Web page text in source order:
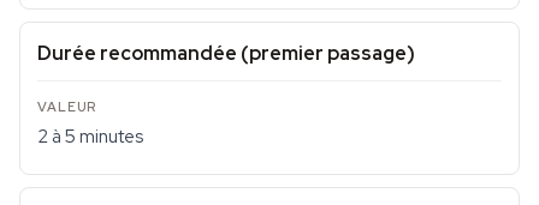
Durée recommandée (premier passage)
2 à 5 minutes